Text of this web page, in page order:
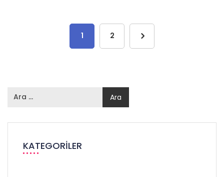
1 2
KATEGORILER